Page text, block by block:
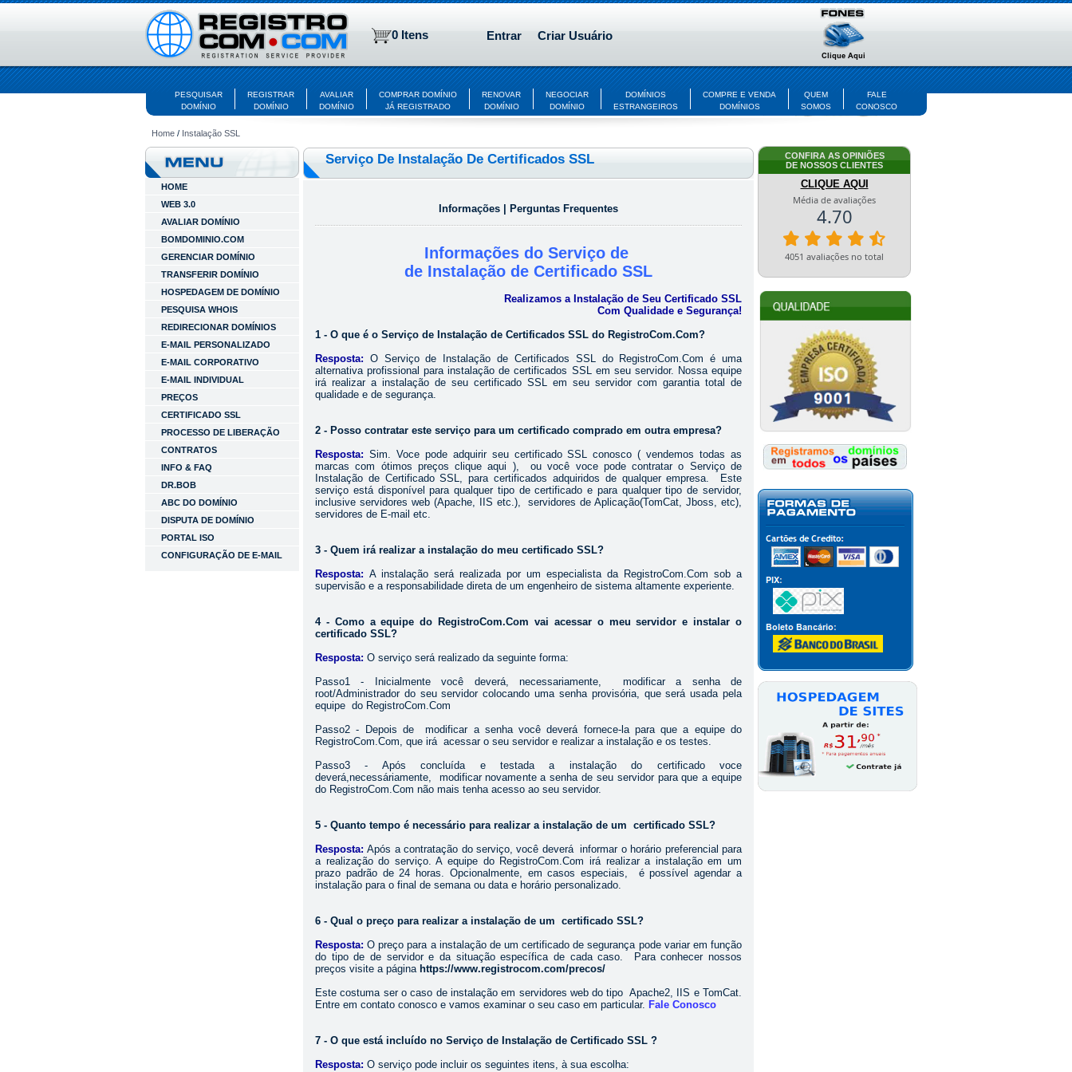
0 Itens Entrar Criar Usuário
PESQUISAR
DOMÍNIO
REGISTRAR
DOMÍNIO
AVALIAR
DOMÍNIO
COMPRAR DOMÍNIO
JÁ REGISTRADO
RENOVAR
DOMÍNIO
NEGOCIAR
DOMÍNIO
DOMÍNIOS
ESTRANGEIROS
COMPRE E VENDA
DOMÍNIOS
QUEM
SOMOS
FALE
CONOSCO
Home / Instalação SSL
HOME
WEB 3.0
AVALIAR DOMÍNIO
BOMDOMINIO.COM
GERENCIAR DOMÍNIO
TRANSFERIR DOMÍNIO
HOSPEDAGEM DE DOMÍNIO
PESQUISA WHOIS
REDIRECIONAR DOMÍNIOS
E-MAIL PERSONALIZADO
E-MAIL CORPORATIVO
E-MAIL INDIVIDUAL
PREÇOS
CERTIFICADO SSL
PROCESSO DE LIBERAÇÃO
CONTRATOS
INFO & FAQ
DR.BOB
ABC DO DOMÍNIO
DISPUTA DE DOMÍNIO
PORTAL ISO
CONFIGURAÇÃO DE E-MAIL
Serviço De Instalação De Certificados SSL
Informações Perguntas Frequentes
Informações do Serviço de
de Instalação de Certificado SSL
Realizamos a Instalação de Seu Certificado SSL
Com Qualidade e Segurança!
1 - O que é o Serviço de Instalação de Certificados SSL do RegistroCom.Com?
Resposta: O Serviço de Instalação de Certificados SSL do RegistroCom.Com é uma
alternativa profissional para instalação de certificados SSL em seu servidor. Nossa equipe
irá realizar a instalação de seu certificado SSL em seu servidor com garantia total de
qualidade e de segurança.
2 - Posso contratar este serviço para um certificado comprado em outra empresa?
Resposta: Sim. Voce pode adquirir seu certificado SSL conosco ( vendemos todas as
marcas com ótimos preçosclique aqui ), ou você voce pode contratar o Serviço de
Instalação de Certificado SSL, para certificados adquiridos de qualquer empresa. Este
serviço está disponível para qualquer tipo de certificado e para qualquer tipo de servidor,
inclusive servidores web (Apache, IIS etc.), servidores de Aplicação(TomCat, Jboss, etc),
servidores de E-mail etc.
3 - Quem irá realizar a instalação do meu certificado SSL?
Resposta: A instalação será realizada por um especialista da RegistroCom.Com sob a
supervisão e a responsabilidade direta de um engenheiro de sistema altamente experiente.
4 - Como a equipe do RegistroCom.Com vai acessar o meu servidor e instalar o
certificado SSL?
Resposta: O serviço será realizado da seguinte forma:
Passo1 - Inicialmente você deverá, necessariamente, modificar a senha de
root/Administrador do seu servidor colocando uma senha provisória, que será usada pela
equipe do RegistroCom.Com
Passo2 - Depois de modificar a senha você deverá fornece-la para que a equipe do
RegistroCom.Com, que irá acessar o seu servidor e realizar a instalação e os testes.
Passo3 - Após concluída e testada a instalação do certificado voce
deverá,necessáriamente, modificar novamente a senha de seu servidor para que a equipe
do RegistroCom.Com não mais tenha acesso ao seu servidor.
5 - Quanto tempo é necessário para realizar a instalação de um certificado SSL?
Resposta: Após a contratação do serviço, você deverá informar o horário preferencial para
a realização do serviço. A equipe do RegistroCom.Com irá realizar a instalação em um
prazo padrão de 24 horas. Opcionalmente, em casos especiais, é possível agendar a
instalação para o final de semana ou data e horário personalizado.
6 - Qual o preço para realizar a instalação de um certificado SSL?
Resposta: O preço para a instalação de um certificado de segurança pode variar em função
do tipo de de servidor e da situação específica de cada caso. Para conhecer nossos
preços visite a página https://www.registrocom.com/precos/
Este costuma ser o caso de instalação em servidores web do tipo Apache2, IIS e TomCat.
Entre em contato conosco e vamos examinar o seu caso em particular. Fale Conosco
7 - O que está incluído no Serviço de Instalação de Certificado SSL ?
Resposta: O serviço pode incluiros seguintes itens, à sua escolha:
CONFIRA AS OPINIÕES
DE NOSSOS CLIENTES
CLIQUE AQUI